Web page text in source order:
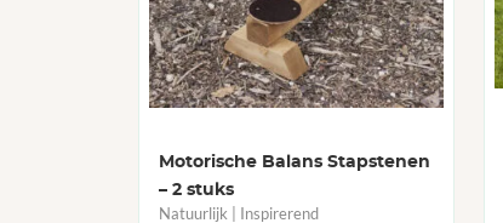
Motorische Balans Stapstenen
– 2 stuks
Natuurlijk | Inspirerend